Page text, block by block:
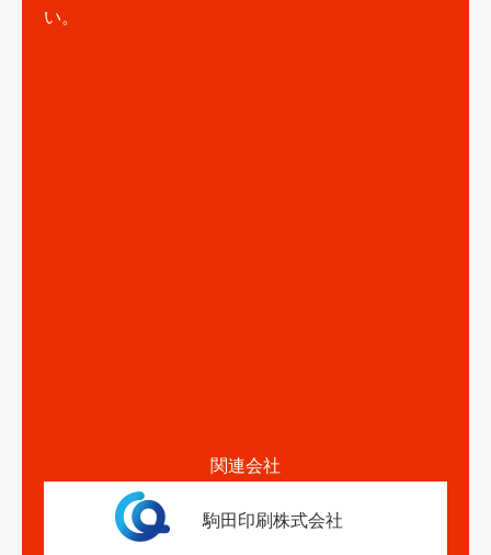
い。
関連会社
駒田印刷株式会社